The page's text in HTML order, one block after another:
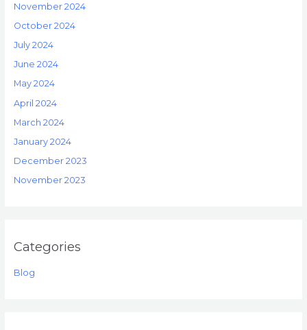
November 2024
October 2024
July 2024
June 2024
May 2024
April 2024
March 2024
January 2024
December 2023
November 2023
Categories
Blog